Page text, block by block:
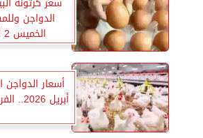
الدواجن
الخميس 2 أبريل 2026
أبريل 2026.. الفراخ البيضاء بكام؟